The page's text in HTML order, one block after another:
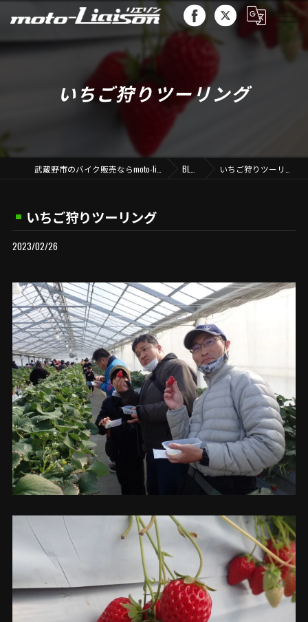
いちご狩りツーリング
BLOG いちご狩りツーリング
いちご狩りツーリング
2023/02/26